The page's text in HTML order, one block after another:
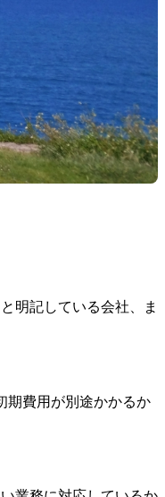
明記している会社、ま
期費用が別途かかるか